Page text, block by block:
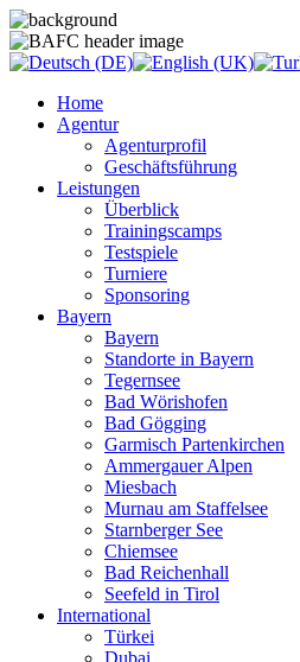
Home
Agentur
Agenturprofil
Geschäftsführung
Leistungen
Überblick
Trainingscamps
Testspiele
Turniere
Sponsoring
Bayern
Bayern
Standorte in Bayern
Tegernsee
Bad Wörishofen
Bad Gögging
Garmisch Partenkirchen
Ammergauer Alpen
Miesbach
Murnau am Staffelsee
Starnberger See
Chiemsee
Bad Reichenhall
Seefeld in Tirol
International
Türkei
Dubai